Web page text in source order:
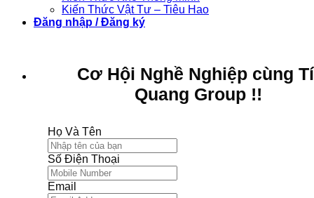
Kiến Thức Vật Tư – Tiêu Hao
Đăng nhập / Đăng ký
Cơ Hội Nghề Nghiệp cùng
Quang Group !!
Họ Và Tên
Số Điện Thoại
Email